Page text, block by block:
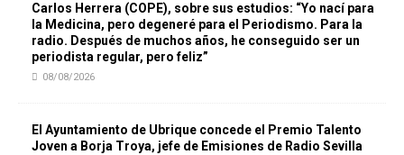
Carlos Herrera (COPE), sobre sus estudios: “Yo nací para
la Medicina, pero degeneré para el Periodismo. Para la
radio. Después de muchos años, he conseguido ser un
periodista regular, pero feliz”
08/08/2026
El Ayuntamiento de Ubrique concede el Premio Talento
Joven a Borja Troya, jefe de Emisiones de Radio Sevilla